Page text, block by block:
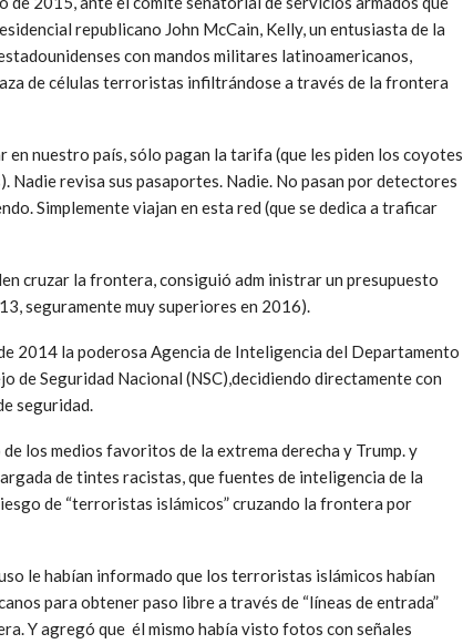
republicano John McCain, Kelly, un entusiasta de la
con mandos militares latinoamericanos,
de células terroristas infiltrándose a través de la frontera
nuestro país, sólo pagan la tarifa (que les piden los coyotes
Nadie revisa sus pasaportes. Nadie. No pasan por detectores
Simplemente viajan en esta red (que se dedica a traficar
cruzar la frontera, consiguió adm inistrar un presupuesto
seguramente muy superiores en 2016).
2014 la poderosa Agencia de Inteligencia del Departamento
de Seguridad Nacional (NSC),decidiendo directamente con
seguridad.
los medios favoritos de la extrema derecha y Trump. y
de tintes racistas, que fuentes de inteligencia de la
de “terroristas islámicos” cruzando la frontera por
le habían informado que los terroristas islámicos habían
para obtener paso libre a través de “líneas de entrada”
Y agregó que él mismo había visto fotos con señales